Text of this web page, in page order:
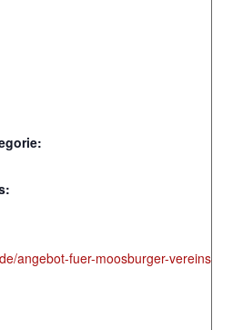
angebot-fuer-moosburger-vereins-